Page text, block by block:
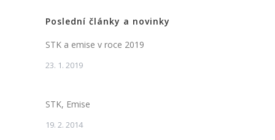
Poslední články a novinky
STK a emise v roce 2019
23. 1. 2019
STK, Emise
19. 2. 2014